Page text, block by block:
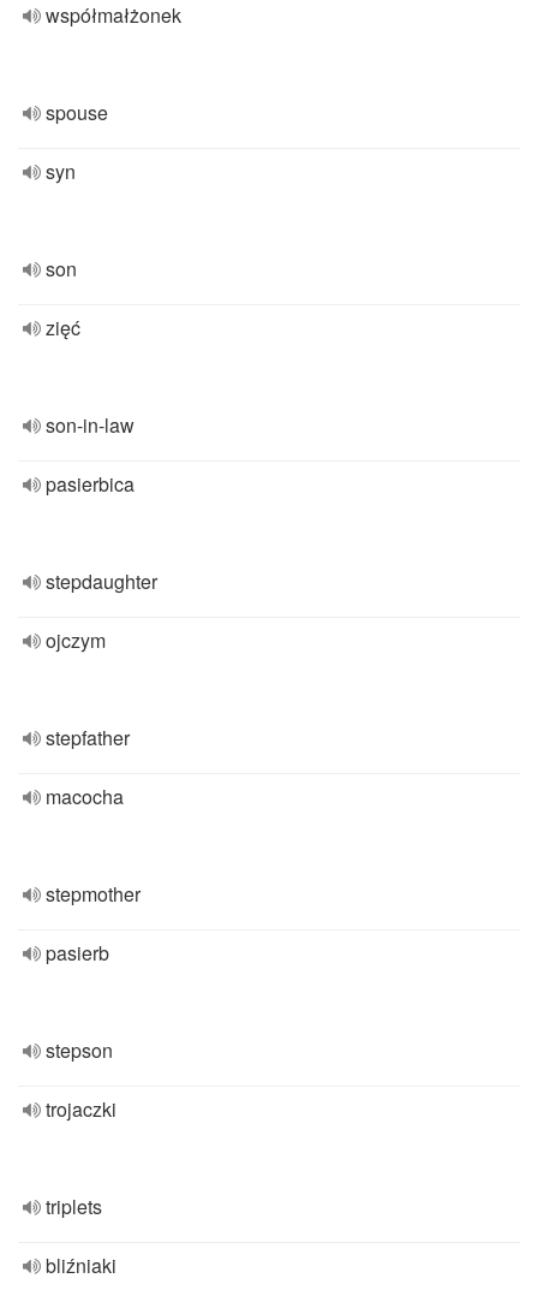
współmałżonek
spouse
syn
son
zięć
son-in-law
pasierbica
stepdaughter
ojczym
stepfather
macocha
stepmother
pasierb
stepson
trojaczki
triplets
bliźniaki